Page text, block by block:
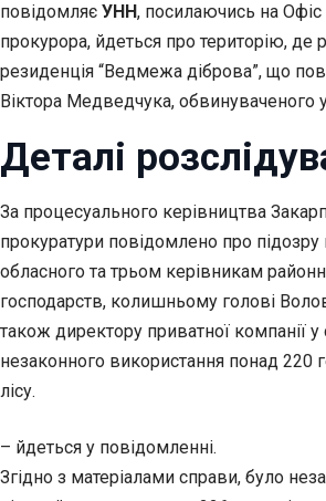
повідомляє УНН, посилаючись на
прокурора, йдеться про територію, де
резиденція “Ведмежа діброва”, що
Віктора Медведчука, обвинуваченого
Деталі
За процесуального керівництва
прокуратури повідомлено про підозру
обласного та трьом керівникам
господарств, колишньому голові
також директору приватної компанії
незаконного використання понад 220
лісу.
– йдеться у повідомленні.
Згідно з матеріалами справи, було